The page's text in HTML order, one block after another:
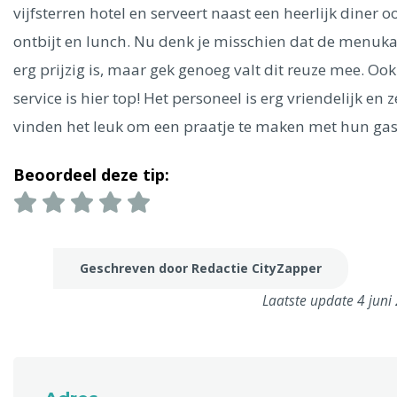
Singapore
Rome Berlijn Mechelen
Dublin
Hong Kong München Wenen Budapest
Madrid
Vancouver
Alles bekijken
vijfsterren hotel en serveert naast een heerlijk diner
ontbijt en lunch. Nu denk je misschien dat de
erg prijzig is, maar gek genoeg valt dit reuze mee.
service is hier top! Het personeel is erg vriendelijk en
vinden het leuk om een praatje te maken met hun
Beoordeel deze tip:
Geschreven door Redactie CityZapper
Laatste update 4 juni